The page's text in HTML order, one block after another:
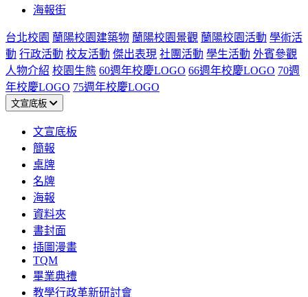
海報街
台北校園 蘭陽校園建築物 蘭陽校園景觀 蘭陽校園活動 學術活
動 行政活動 校友活動 傑出表現 社團活動 學生活動 外賓參觀
人物介紹 校園生態 60週年校慶LOGO 66週年校慶LOGO 70週
年校慶LOGO 75週年校慶LOGO
文宣底板
文宣底板
簡報
桌牌
名牌
海報
資料夾
書封面
插圖漫畫
TQM
畢業典禮
教學行政革新研討會